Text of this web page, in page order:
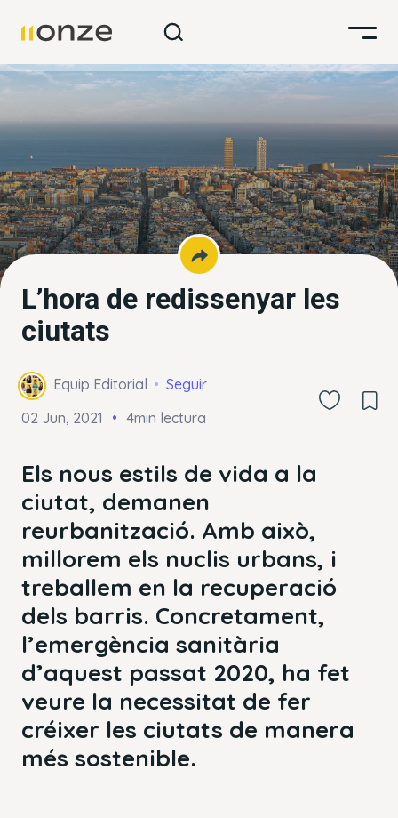
L’hora de redissenyar les
ciutats
Equip Editorial
Seguir
02 Jun, 2021
4min lectura
Els nous estils de vida a la
ciutat, demanen
reurbanització. Amb això,
millorem els nuclis urbans, i
treballem en la recuperació
dels barris. Concretament,
l’emergència sanitària
d’aquest passat 2020, ha fet
veure la necessitat de fer
créixer les ciutats de manera
més sostenible.